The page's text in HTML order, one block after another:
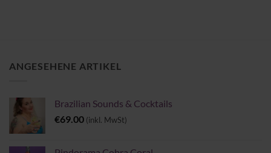
ANGESEHENE ARTIKEL
Brazilian Sounds & Cocktails
€69.00 (inkl. MwSt)